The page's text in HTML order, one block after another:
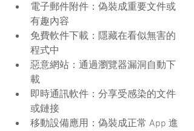
電子郵件附件：偽裝成重要文件或
有趣內容
免費軟件下載：隱藏在看似無害的
程式中
惡意網站：通過瀏覽器漏洞自動下
載
即時通訊軟件：分享受感染的文件
或鏈接
移動設備應用：偽裝成正常 App 進